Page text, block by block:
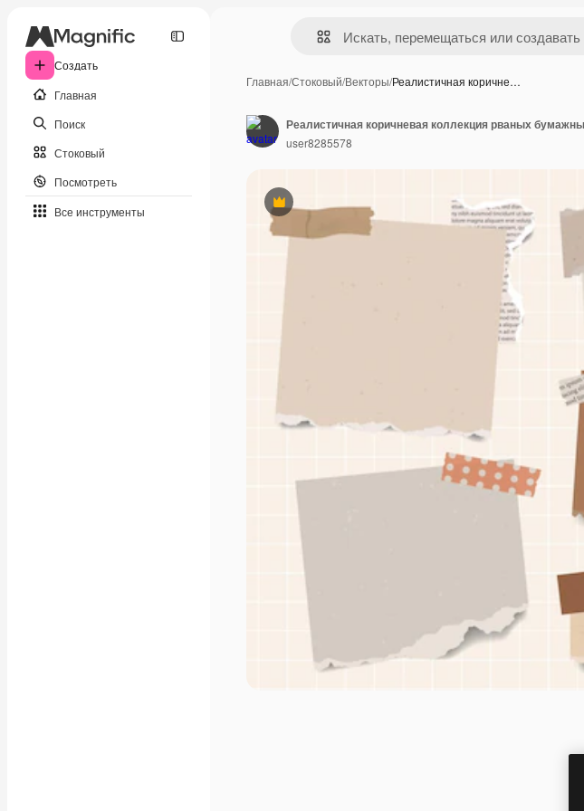
Создать
Главная
Поиск
Стоковый
Посмотреть
Все инструменты
Главная/Стоковый/Векторы/Реалистичная коричне…
Премиум
user8285578